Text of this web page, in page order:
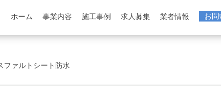
ホーム 事業内容 施工事例 求人募集 業者情報 お
ファルトシート防水